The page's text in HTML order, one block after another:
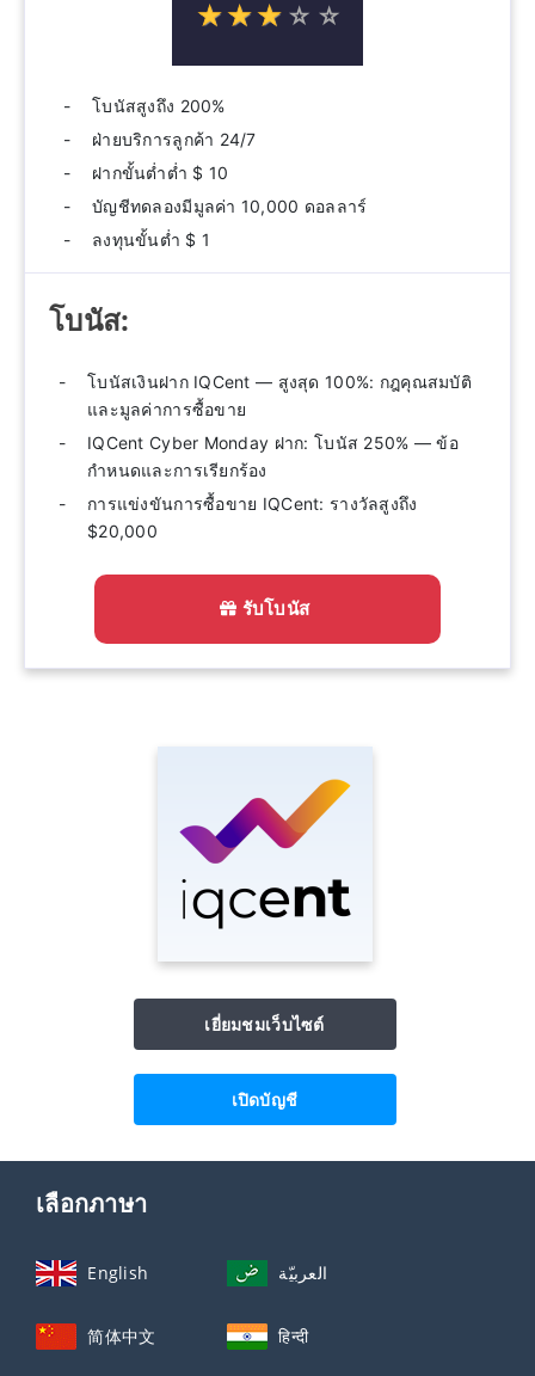
☆☆☆ ☆ ☆
★★★ ★ ★
โบนัสสูงถึง 200%
ฝ่ายบริการลูกค้า 24/7
ฝากขั้นต่ำต่ำ $ 10
บัญชีทดลองมีมูลค่า 10,000 ดอลลาร์
ลงทุนขั้นต่ำ $ 1
โบนัส:
โบนัสเงินฝาก IQCent — สูงสุด 100%: กฎคุณสมบัติ
และมูลค่าการซื้อขาย
IQCent Cyber ​​Monday ฝาก: โบนัส 250% — ข้อ
กำหนดและการเรียกร้อง
การแข่งขันการซื้อขาย IQCent: รางวัลสูงถึง
$20,000
รับโบนัส
เยี่ยมชมเว็บไซต์
เปิดบัญชี
เลือกภาษา
English العربيّة
简体中文 हिन्दी